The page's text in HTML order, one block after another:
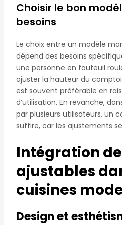
Choisir le bon
besoins
Le choix entre un modèle
dépend des besoins
une personne en fauteuil
ajuster la hauteur du
est souvent préférable en
d’utilisation. En revanche,
par plusieurs utilisateurs, un
suffire, car les ajustements
Intégration
ajustables
cuisines
Design et